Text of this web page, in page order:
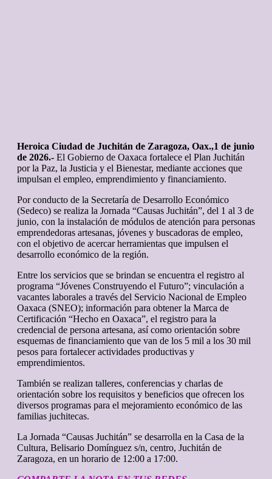
Heroica Ciudad de Juchitán de Zaragoza, Oax.,1 de junio
de 2026.- El Gobierno de Oaxaca fortalece el Plan Juchitán
por la Paz, la Justicia y el Bienestar, mediante acciones que
impulsan el empleo, emprendimiento y financiamiento.
Por conducto de la Secretaría de Desarrollo Económico
(Sedeco) se realiza la Jornada “Causas Juchitán”, del 1 al 3 de
junio, con la instalación de módulos de atención para personas
emprendedoras artesanas, jóvenes y buscadoras de empleo,
con el objetivo de acercar herramientas que impulsen el
desarrollo económico de la región.
Entre los servicios que se brindan se encuentra el registro al
programa “Jóvenes Construyendo el Futuro”; vinculación a
vacantes laborales a través del Servicio Nacional de Empleo
Oaxaca (SNEO); información para obtener la Marca de
Certificación “Hecho en Oaxaca”, el registro para la
credencial de persona artesana, así como orientación sobre
esquemas de financiamiento que van de los 5 mil a los 30 mil
pesos para fortalecer actividades productivas y
emprendimientos.
También se realizan talleres, conferencias y charlas de
orientación sobre los requisitos y beneficios que ofrecen los
diversos programas para el mejoramiento económico de las
familias juchitecas.
La Jornada “Causas Juchitán” se desarrolla en la Casa de la
Cultura, Belisario Domínguez s/n, centro, Juchitán de
Zaragoza, en un horario de 12:00 a 17:00.